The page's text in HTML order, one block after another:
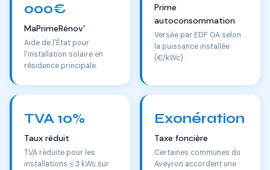
000€
MaPrimeRénov'
Aide de l'État pour
l'installation solaire en
résidence principale.
Prime
autoconsommation
Versée par EDF OA selon
la puissance installée
(€/kWc).
TVA 10%
Taux réduit
TVA réduite pour les
installations ≤ 3 kWc sur
Exonération
Taxe foncière
Certaines communes du
Aveyron accordent une